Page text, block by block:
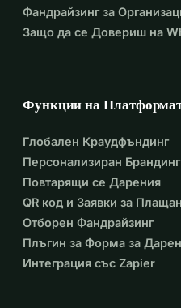
Фандрайзинг за
Защо да се Довериш на
Функции на
Глобален Краудфъндинг
Персонализиран Брандинг
Повтарящи се Дарения
QR код и Заявки за
Отборен Фандрайзинг
Плъгин за Форма за
Интеграция със Zapier